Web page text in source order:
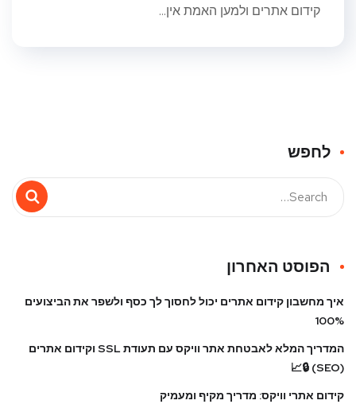
קידום אתרים ולמען האמת אין...
לחפש
הפוסט האחרון
איך מחשבון קידום אתרים יכול לחסוך לך כסף ולשפר את הביצועים
100%
המדריך המלא לאבטחת אתר וויקס עם תעודת SSL וקידום אתרים
(SEO) 🔒📈
קידום אתרי וויקס: מדריך מקיף ומעמיק